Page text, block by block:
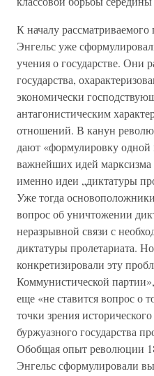
К началу
Энгельс уже
учения о государстве. Они
государства,
экономически
антагонистическим
отношений. В канун
дают «формулировку одной
важнейших идей марксизма
именно идеи „диктатуры
Уже тогда
вопрос об уничтожении
неразрывной связи с
диктатуры пролетариата.
конкретизировали эту
Коммунистической
еще «не ставится вопрос о
точки зрения
буржуазного государства
Обобщая опыт революции
Энгельс сформулировали